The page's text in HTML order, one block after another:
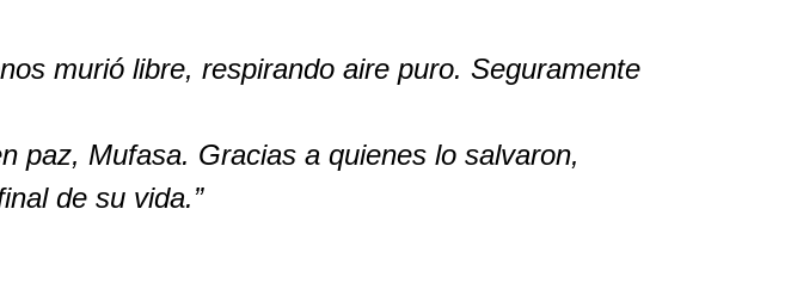
murió libre, respirando aire puro. Seguramente
paz, Mufasa. Gracias a quienes lo salvaron,
de su vida.”